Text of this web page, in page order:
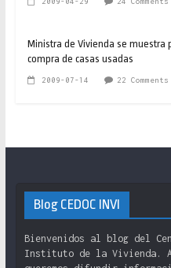
Ministra de Vivienda se muestra
compra de casas usadas
2009-07-14 22 Comments
Blog CEDOC INVI
Bienvenidos al blog del
Instituto de la Vivienda.